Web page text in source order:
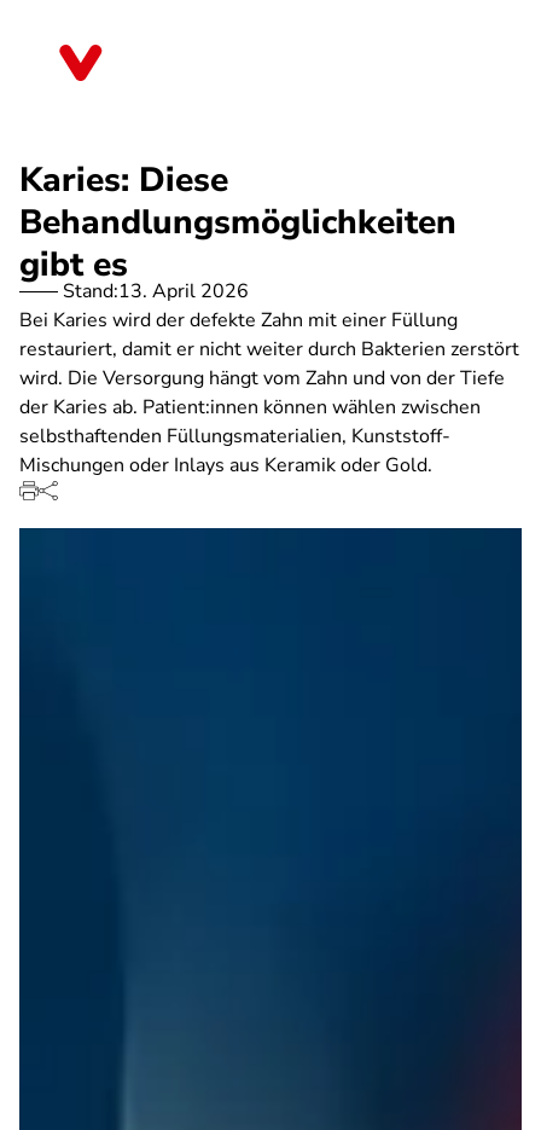
Karies: Diese
Behandlungsmöglichkeiten
gibt es
Stand:13. April 2026
Bei Karies wird der defekte Zahn mit einer Füllung
restauriert, damit er nicht weiter durch Bakterien zerstört
wird. Die Versorgung hängt vom Zahn und von der Tiefe
der Karies ab. Patient:innen können wählen zwischen
selbsthaftenden Füllungsmaterialien, Kunststoff-
Mischungen oder Inlays aus Keramik oder Gold.